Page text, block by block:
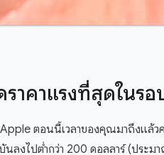
าคาแรงที่สุดในรอ
ตอนนี้เวลาของคุณมาถึงแล้วค
นลงไปต่ำกว่า 200 ดอลลาร์ (ประ